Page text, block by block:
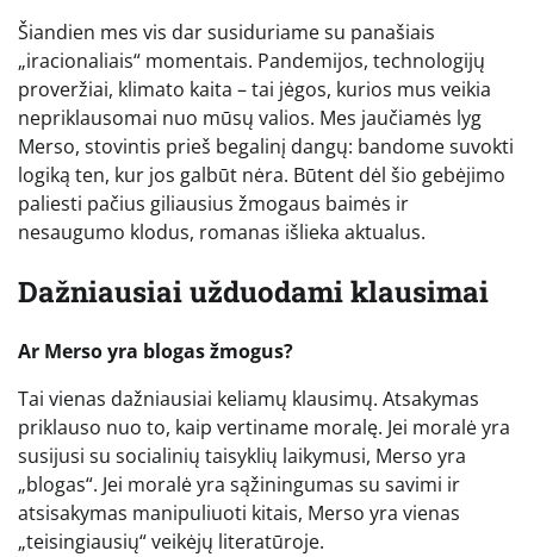
Šiandien mes vis dar susiduriame su panašiais
„iracionaliais“ momentais. Pandemijos, technologijų
proveržiai, klimato kaita – tai jėgos, kurios mus veikia
nepriklausomai nuo mūsų valios. Mes jaučiamės lyg
Merso, stovintis prieš begalinį dangų: bandome suvokti
logiką ten, kur jos galbūt nėra. Būtent dėl šio gebėjimo
paliesti pačius giliausius žmogaus baimės ir
nesaugumo klodus, romanas išlieka aktualus.
Dažniausiai užduodami klausimai
Ar Merso yra blogas žmogus?
Tai vienas dažniausiai keliamų klausimų. Atsakymas
priklauso nuo to, kaip vertiname moralę. Jei moralė yra
susijusi su socialinių taisyklių laikymusi, Merso yra
„blogas“. Jei moralė yra sąžiningumas su savimi ir
atsisakymas manipuliuoti kitais, Merso yra vienas
„teisingiausių“ veikėjų literatūroje.